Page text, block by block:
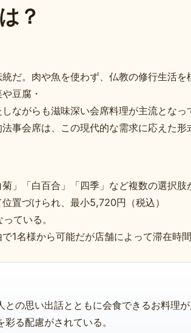
？
だ。肉や魚を使わず、仏教の修行生活を
豆腐・
ながらも滋味深い会席料理が主流となっ
事会席は、この現代的な需求に応えた形
」「白百合」「四季」など複数の選択肢
置づけられ、最小5,720円（税込）
ている。
1名様から可能だが店舗によって滞在時
の思い出話とともに会食できるお料理が
る配慮がされている。